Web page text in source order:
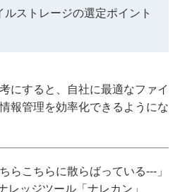
ルストレージの選定ポイント
にすると、自社に最適なファイ
報管理を効率化できるようにな
らこちらに散らばっている---」
レッジツール「ナレカン」